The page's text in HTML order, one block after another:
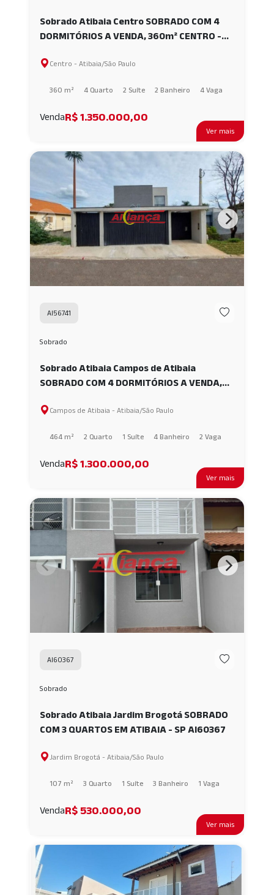
Ver mais
Sobrado Atibaia Centro SOBRADO COM 4
DORMITÓRIOS A VENDA, 360m² CENTRO -
Centro - Atibaia/São Paulo
360 m² 4 Quarto 2 Suíte 2 Banheiro 4 Vaga
VendaR$ 1.350.000,00
Ver mais
AI56741
Sobrado
Sobrado Atibaia Campos de Atibaia
SOBRADO COM 4 DORMITÓRIOS A VENDA,
AI56741
Campos de Atibaia - Atibaia/São Paulo
464 m² 2 Quarto 1 Suíte 4 Banheiro 2 Vaga
VendaR$ 1.300.000,00
Ver mais
AI60367
Sobrado
Sobrado Atibaia Jardim Brogotá SOBRADO
COM 3 QUARTOS EM ATIBAIA - SP AI60367
Jardim Brogotá - Atibaia/São Paulo
107 m² 3 Quarto 1 Suíte 3 Banheiro 1 Vaga
VendaR$ 530.000,00